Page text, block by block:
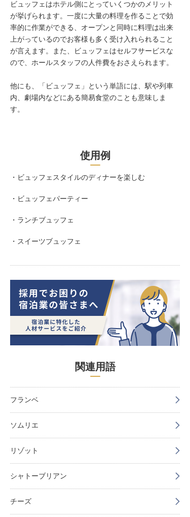
ビュッフェはホテル側にとっていくつかのメリット
が挙げられます。一度に大量の料理を作ることで効
率的に作業ができる、オープンと同時に料理は出来
上がっているのでお客様も多く受け入れられること
が言えます。また、ビュッフェはセルフサービスな
ので、ホールスタッフの人件費をおさえられます。
他にも、「ビュッフェ」という単語には、駅や列車
内、劇場内などにある簡易食堂のことも意味しま
す。
使用例
・ビュッフェスタイルのディナーを楽しむ
・ビュッフェパーティー
・ランチブュッフェ
・スイーツブュッフェ
関連用語
フランベ
ソムリエ
リゾット
シャトーブリアン
チーズ